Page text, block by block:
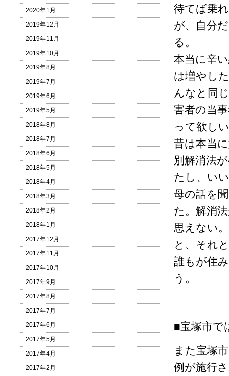
待てば乗
が、自分
る。
本当に辛
は増やし
んなと同
害者の当
って欲し
昔は本当
別解消法
たし、い
母の話を
た。解消
思えない
と、それ
誰もが住
う。
■宝塚市で
また宝塚
例が施行
2020年1月
2019年12月
2019年11月
2019年10月
2019年8月
2019年7月
2019年6月
2019年5月
2018年8月
2018年7月
2018年6月
2018年5月
2018年4月
2018年3月
2018年2月
2018年1月
2017年12月
2017年11月
2017年10月
2017年9月
2017年8月
2017年7月
2017年6月
2017年5月
2017年4月
2017年2月